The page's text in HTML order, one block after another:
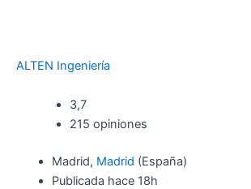
ALTEN Ingeniería
3,7
215 opiniones
Madrid, Madrid (España)
Publicada hace 18h